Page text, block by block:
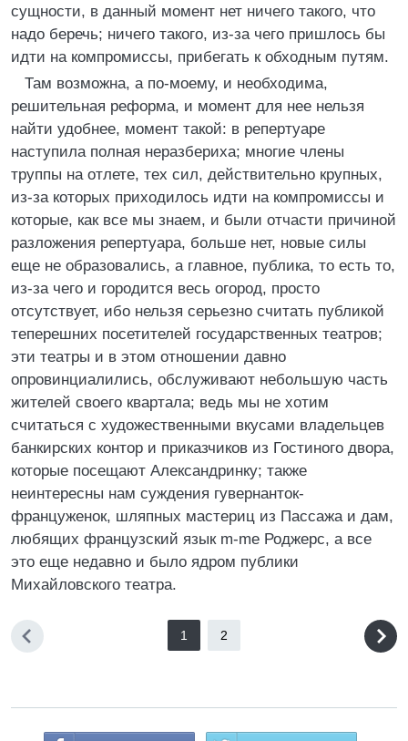
сущности, в данный момент нет ничего такого, что
надо беречь; ничего такого, из-за чего пришлось бы
идти на компромиссы, прибегать к обходным путям.
Там возможна, а по-моему, и необходима,
решительная реформа, и момент для нее нельзя
найти удобнее, момент такой: в репертуаре
наступила полная неразбериха; многие члены
труппы на отлете, тех сил, действительно крупных,
из-за которых приходилось идти на компромиссы и
которые, как все мы знаем, и были отчасти причиной
разложения репертуара, больше нет, новые силы
еще не образовались, а главное, публика, то есть то,
из-за чего и городится весь огород, просто
отсутствует, ибо нельзя серьезно считать публикой
теперешних посетителей государственных театров;
эти театры и в этом отношении давно
опровинциалились, обслуживают небольшую часть
жителей своего квартала; ведь мы не хотим
считаться с художественными вкусами владельцев
банкирских контор и приказчиков из Гостиного двора,
которые посещают Александринку; также
неинтересны нам суждения гувернанток-
француженок, шляпных мастериц из Пассажа и дам,
любящих французский язык m-me Роджерс, а все
это еще недавно и было ядром публики
Михайловского театра.
1 2